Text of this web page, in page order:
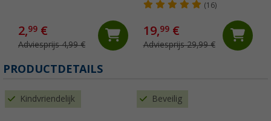
2,99 €
Adviesprijs 4,99 €
(16)
19,99€
Adviesprijs 29,99 €
PRODUCTDETAILS
Kindvriendelijk Beveilig